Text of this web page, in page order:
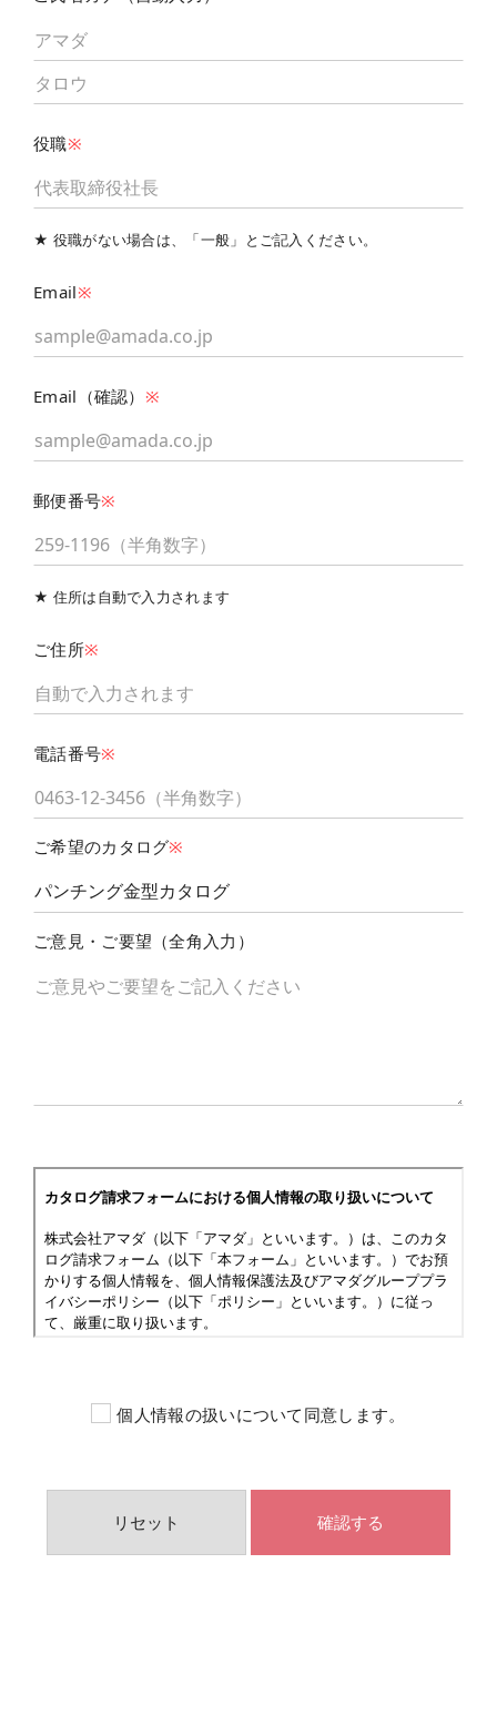
役職※
★ 役職がない場合は、「一般」とご記入ください。
Email※
Email（確認） ※
郵便番号※
★ 住所は自動で入力されます
ご住所※
電話番号※
ご希望のカタログ※
ご意見・ご要望（全角入力）
個人情報の扱いについて同意します。